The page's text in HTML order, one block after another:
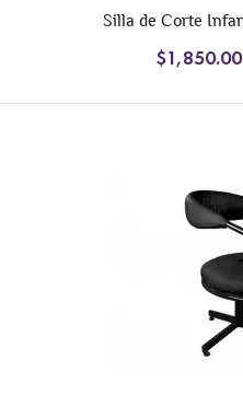
Silla de Corte
$1,850.00